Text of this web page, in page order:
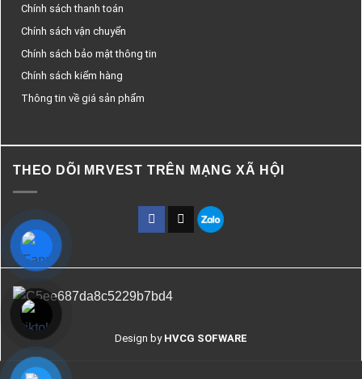
Chính sách thanh toán
Chính sách vận chuyển
Chính sách bảo mật thông tin
Chính sách kiểm hàng
Thông tin về giá sản phẩm
THEO DÕI MRVEST TRÊN MẠNG XÃ HỘI
Design by HVCG SOFWARE